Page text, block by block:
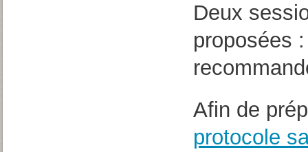
Deux
proposées
Afin de
protocole